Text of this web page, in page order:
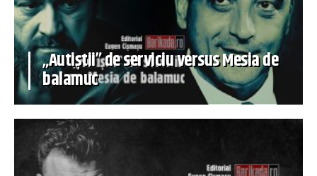
„Autiștii” de serviciu versus Mesia de
balamuc